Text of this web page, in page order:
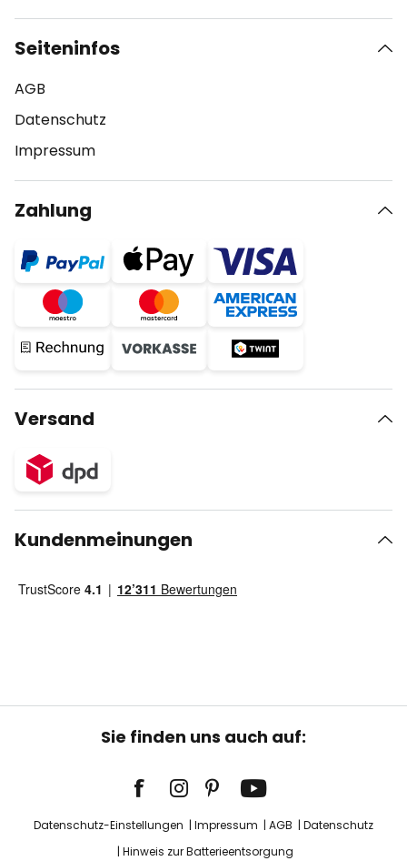
Seiteninfos
AGB
Datenschutz
Impressum
Zahlung
Versand
Kundenmeinungen
Sie finden uns auch auf:
Datenschutz-Einstellungen Impressum AGB
Datenschutz
Hinweis zur Batterieentsorgung